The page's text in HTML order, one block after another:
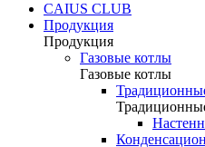
CAIUS CLUB
Продукция
Продукция
Газовые котлы
Газовые котлы